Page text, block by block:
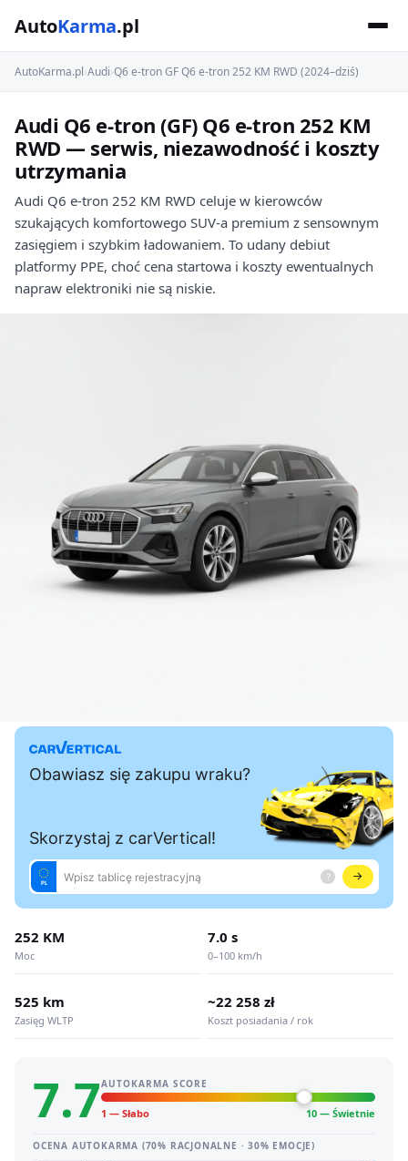
AutoKarma.pl
AutoKarma.pl›Audi›Q6 e-tron GF Q6 e-tron 252 KM RWD (2024–dziś)
Audi Q6 e-tron (GF) Q6 e-tron 252 KM
RWD — serwis, niezawodność i koszty
utrzymania
Audi Q6 e-tron 252 KM RWD celuje w kierowców
szukających komfortowego SUV-a premium z sensownym
zasięgiem i szybkim ładowaniem. To udany debiut
platformy PPE, choć cena startowa i koszty ewentualnych
napraw elektroniki nie są niskie.
252 KM
Moc
7.0 s
0–100 km/h
525 km
Zasięg WLTP
~22 258 zł
Koszt posiadania / rok
7.7AUTOKARMA SCORE
1 — Słabo 10 — Świetnie
OCENA AUTOKARMA (70% RACJONALNE · 30% EMOCJE)